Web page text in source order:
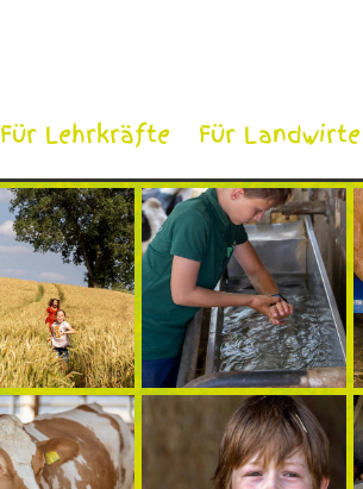
Für Lehrkräfte Für Landwirte